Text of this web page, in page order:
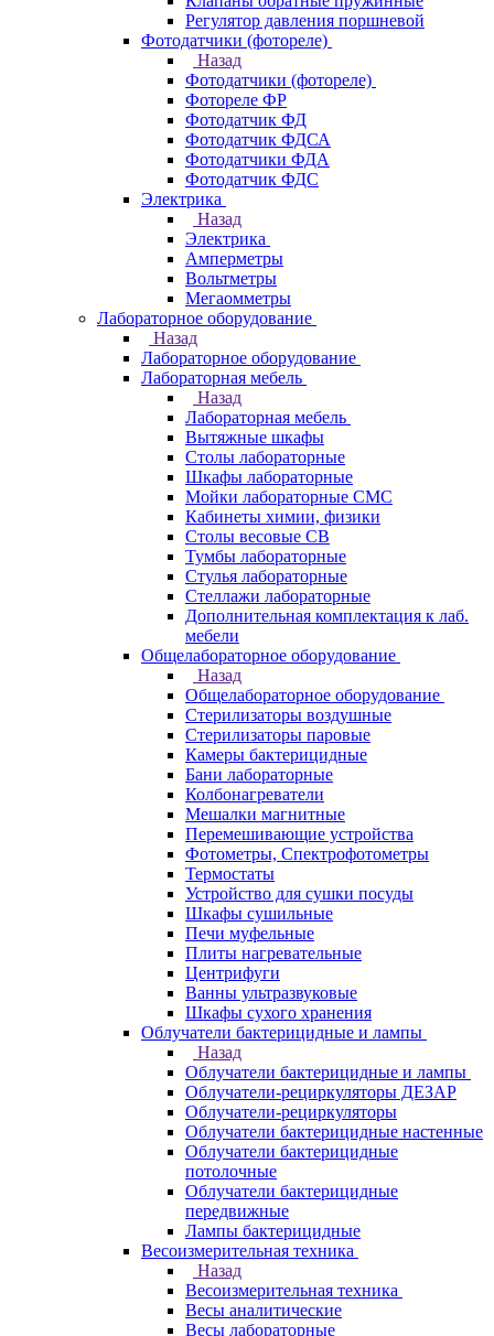
Регулятор давления поршневой
Фотодатчики (фотореле)
Назад
Фотодатчики (фотореле)
Фотореле ФР
Фотодатчик ФД
Фотодатчик ФДСА
Фотодатчики ФДА
Фотодатчик ФДС
Электрика
Назад
Электрика
Амперметры
Вольтметры
Мегаомметры
Лабораторное оборудование
Назад
Лабораторное оборудование
Лабораторная мебель
Назад
Лабораторная мебель
Вытяжные шкафы
Столы лабораторные
Шкафы лабораторные
Мойки лабораторные СМС
Кабинеты химии, физики
Столы весовые СВ
Тумбы лабораторные
Стулья лабораторные
Стеллажи лабораторные
Дополнительная комплектация к лаб.
мебели
Общелабораторное оборудование
Назад
Общелабораторное оборудование
Стерилизаторы воздушные
Стерилизаторы паровые
Камеры бактерицидные
Бани лабораторные
Колбонагреватели
Мешалки магнитные
Перемешивающие устройства
Фотометры, Спектрофотометры
Термостаты
Устройство для сушки посуды
Шкафы сушильные
Печи муфельные
Плиты нагревательные
Центрифуги
Ванны ультразвуковые
Шкафы сухого хранения
Облучатели бактерицидные и лампы
Назад
Облучатели бактерицидные и лампы
Облучатели-рециркуляторы ДЕЗАР
Облучатели-рециркуляторы
Облучатели бактерицидные настенные
Облучатели бактерицидные
потолочные
Облучатели бактерицидные
передвижные
Лампы бактерицидные
Весоизмерительная техника
Назад
Весоизмерительная техника
Весы аналитические
Весы лабораторные